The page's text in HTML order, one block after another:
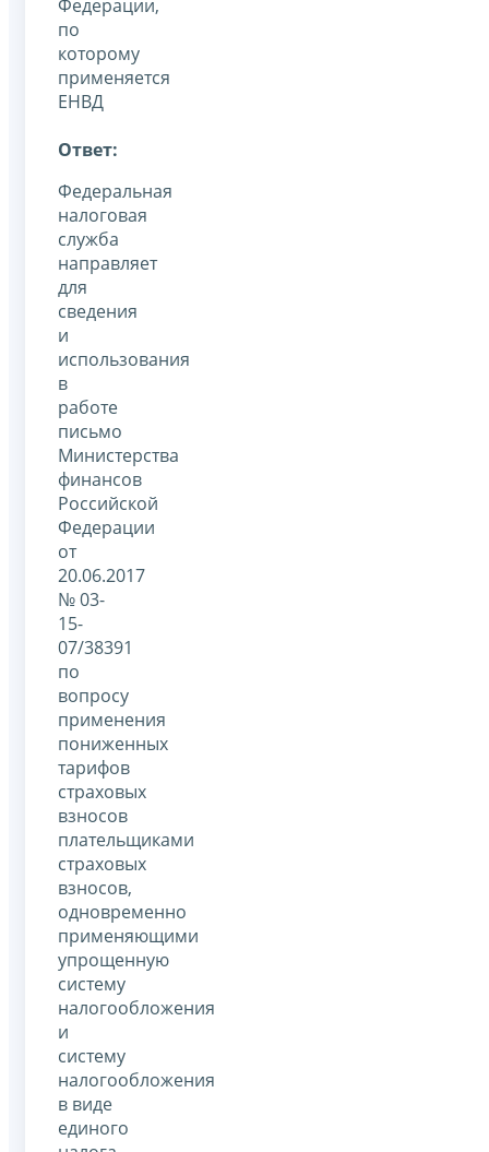
Федерации,
по
которому
применяется
ЕНВД
Ответ:
Федеральная
налоговая
служба
направляет
для
сведения
и
использования
в
работе
письмо
Министерства
финансов
Российской
Федерации
от
20.06.2017
№ 03-
15-
07/38391
по
вопросу
применения
пониженных
тарифов
страховых
взносов
плательщиками
страховых
взносов,
одновременно
применяющими
упрощенную
систему
налогообложения
и
систему
налогообложения
в виде
единого